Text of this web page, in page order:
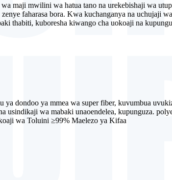
maji mwilini wa hatua tano na urekebishaji wa
faharasa bora. Kwa kuchanganya na uchujaji
thabiti, kuboresha kiwango cha uokoaji na
dondoo ya mmea wa super fiber, kuvumbua
wa mabaki unaoendelea, kupunguza.
wa Toluini ≥99% Maelezo ya Kifaa